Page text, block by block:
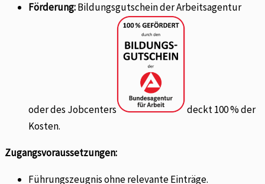
Förderung:Bildungsgutschein der Arbeitsagentur
oder des Jobcenters
deckt 100 % der
Kosten.
Zugangsvoraussetzungen:
Führungszeugnis ohne relevante Einträge.